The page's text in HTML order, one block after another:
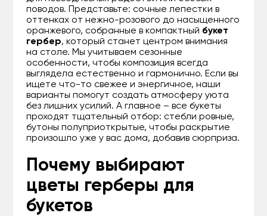
поводов. Представьте: сочные лепестки в
оттенках от нежно-розового до насыщенного
оранжевого, собранные в компактный букет
гербер, который станет центром внимания
на столе. Мы учитываем сезонные
особенности, чтобы композиция всегда
выглядела естественно и гармонично. Если вы
ищете что-то свежее и энергичное, наши
варианты помогут создать атмосферу уюта
без лишних усилий. А главное – все букеты
проходят тщательный отбор: стебли ровные,
бутоны полуприоткрытые, чтобы раскрытие
произошло уже у вас дома, добавив сюрприза.
Почему выбирают
цветы герберы для
букетов